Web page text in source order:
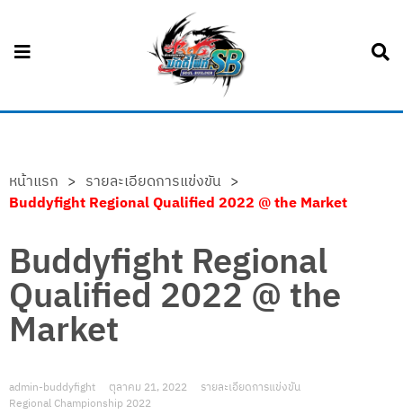
หน้าแรก > รายละเอียดการแข่งขัน >
Buddyfight Regional Qualified 2022 @ the Market
Buddyfight Regional
Qualified 2022 @ the
Market
admin-buddyfight ตุลาคม 21, 2022
รายละเอียดการแข่งขัน
Regional Championship 2022